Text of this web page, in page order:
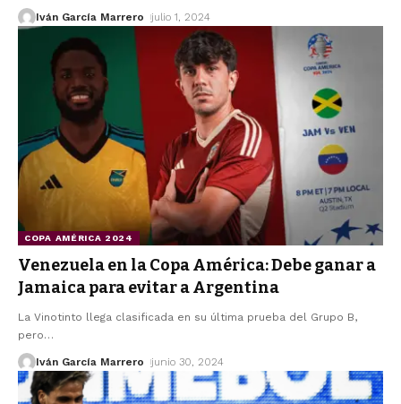
Iván García Marrero julio 1, 2024
COPA AMÉRICA 2024
Venezuela en la Copa América: Debe ganar a
Jamaica para evitar a Argentina
La Vinotinto llega clasificada en su última prueba del Grupo B,
pero…
Iván García Marrero junio 30, 2024